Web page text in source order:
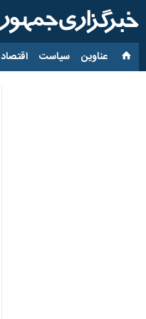
عناوین‌ سیاست اقتصاد